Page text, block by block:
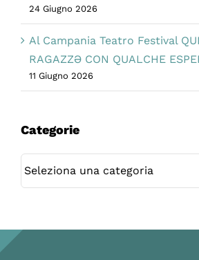
24 Giugno 2026
Al Campania Teatro Festival
RAGAZZƏ CON QUALCHE
11 Giugno 2026
Categorie